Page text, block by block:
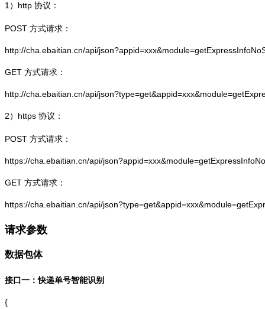
1） http 协议：
POST 方式请求：
http://cha.ebaitian.cn/api/
GET 方式请求：
http://cha.ebaitian.cn/api/
2） https 协议：
POST 方式请求：
https://cha.ebaitian.cn/api/
GET 方式请求：
https://cha.ebaitian.cn/api/
请求参数
数据包体
接口一：快递单号智能识别
{